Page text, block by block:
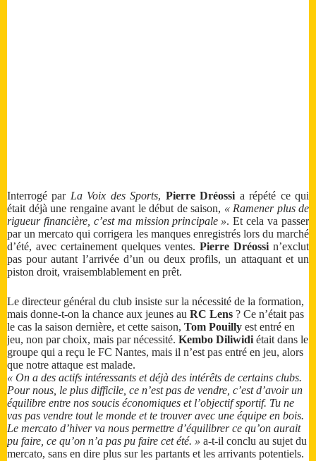
Interrogé par La Voix des Sports, Pierre Dréossi a répété ce qui
était déjà une rengaine avant le début de saison, « Ramener plus de
rigueur financière, c’est ma mission principale ». Et cela va passer
par un mercato qui corrigera les manques enregistrés lors du marché
d’été, avec certainement quelques ventes. Pierre Dréossi n’exclut
pas pour autant l’arrivée d’un ou deux profils, un attaquant et un
piston droit, vraisemblablement en prêt.
Le directeur général du club insiste sur la nécessité de la formation,
mais donne-t-on la chance aux jeunes au RC Lens ? Ce n’était pas
le cas la saison dernière, et cette saison, Tom Pouilly est entré en
jeu, non par choix, mais par nécessité. Kembo Diliwidi était dans le
groupe qui a reçu le FC Nantes, mais il n’est pas entré en jeu, alors
que notre attaque est malade.
« On a des actifs intéressants et déjà des intérêts de certains clubs.
Pour nous, le plus difficile, ce n’est pas de vendre, c’est d’avoir un
équilibre entre nos soucis économiques et l’objectif sportif. Tu ne
vas pas vendre tout le monde et te trouver avec une équipe en bois.
Le mercato d’hiver va nous permettre d’équilibrer ce qu’on aurait
pu faire, ce qu’on n’a pas pu faire cet été. » a-t-il conclu au sujet du
mercato, sans en dire plus sur les partants et les arrivants potentiels.